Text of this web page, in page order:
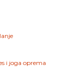
i joga oprema